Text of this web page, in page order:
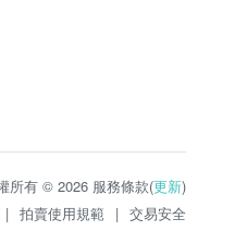
所有 © 2026 服務條款(更新)
| 拍賣使用規範 | 交易安全